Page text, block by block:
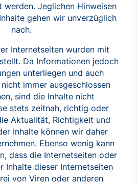
Jeglichen Hinweisen
gehen wir unverzüglich
nach.
Internetseiten wurden mit
Da Informationen jedoch
unterliegen und auch
immer ausgeschlossen
sind die Inhalte nicht
stets zeitnah, richtig oder
Aktualität, Richtigkeit und
Inhalte können wir daher
Ebenso wenig kann
dass die Internetseiten oder
Inhalte dieser Internetseiten
von Viren oder anderen